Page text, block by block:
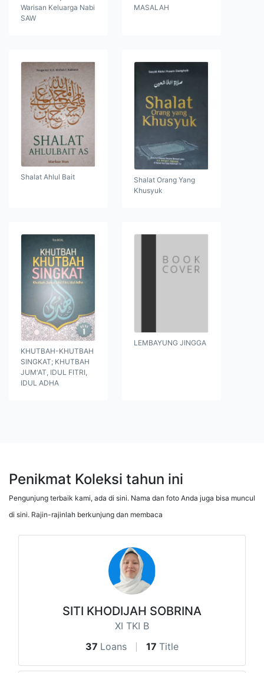
Warisan Keluarga Nabi
SAW
MASALAH
Shalat Ahlul Bait
Shalat Orang Yang
Khusyuk
KHUTBAH-KHUTBAH
SINGKAT; KHUTBAH
JUM'AT, IDUL FITRI,
IDUL ADHA
LEMBAYUNG JINGGA
Penikmat Koleksi tahun ini
Pengunjung terbaik kami, ada di sini. Nama dan foto Anda juga bisa muncul
di sini. Rajin-rajinlah berkunjung dan membaca
SITI KHODIJAH SOBRINA
XI TKI B
37 Loans 17 Title